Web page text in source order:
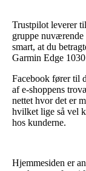
Trustpilot leverer
gruppe nuværende
smart, at du
Garmin Edge
Facebook fører til
af e-shoppens
nettet hvor det er
hvilket lige så vel
hos kunderne.
Hjemmesiden er